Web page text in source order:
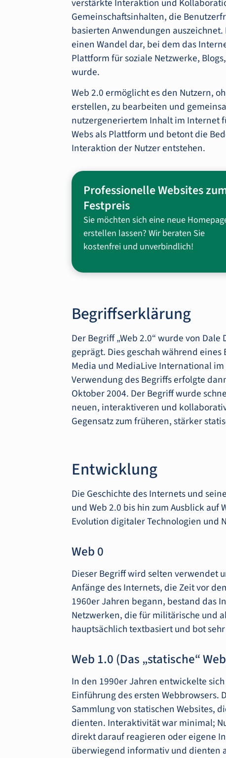
verstärkte Interaktion und
Gemeinschaftsinhalten, die
basierten Anwendungen
einen Wandel dar, bei dem das
Plattform für soziale Netzwerke,
wurde.
Web 2.0 ermöglicht es den Nutzern,
erstellen, zu bearbeiten und
nutzergeneriertem Inhalt im Internet
Webs als Plattform und betont die
Interaktion der Nutzer entstehen.
Professionelle Websites
Festpreis
Sie möchten sich eine neue
erstellen lassen? Wir beraten Sie
kostenfrei und unverbindlich!
Begriffserklärung
Der Begriff „Web 2.0“ wurde von
geprägt. Dies geschah während
Media und MediaLive International
Verwendung des Begriffs erfolgte
Oktober 2004. Der Begriff wurde
neuen, interaktiveren und
Gegensatz zum früheren, stärker
Entwicklung
Die Geschichte des Internets und
und Web 2.0 bis hin zum Ausblick auf
Evolution digitaler Technologien und
Web 0
Dieser Begriff wird selten verwendet
Anfänge des Internets, die Zeit vor
1960er Jahren begann, bestand das
Netzwerken, die für militärische und
hauptsächlich textbasiert und bot
Web 1.0 (Das „statische“
In den 1990er Jahren entwickelte
Einführung des ersten Webbrowsers.
Sammlung von statischen Websites,
dienten. Interaktivität war minimal;
direkt darauf reagieren oder eigene
überwiegend informativ und dienten